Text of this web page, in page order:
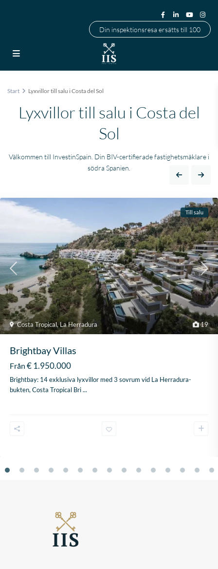
Din inspektionsresa ersätts till 100
Start Lyxvillor till salu i Costa del Sol
Lyxvillor till salu i Costa del
Sol
Välkommen till InvestinSpain. Din BIV-certifierade fastighetsmäklare i
södra Spanien.
19
Costa Tropical,La Herradura
Till salu
Brightbay Villas
Från € 1.950.000
Brightbay: 14 exklusiva lyxvillor med 3 sovrum vid La Herradura-
bukten, Costa Tropical Bri...